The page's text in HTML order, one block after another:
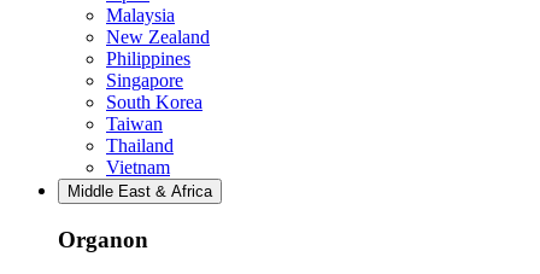
Malaysia
New Zealand
Philippines
Singapore
South Korea
Taiwan
Thailand
Vietnam
Middle East & Africa
Organon